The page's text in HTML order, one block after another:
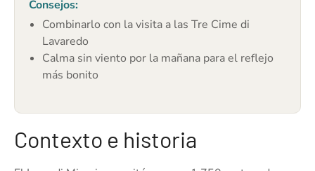
Consejos:
Combinarlo con la visita a las Tre Cime di
Lavaredo
Calma sin viento por la mañana para el reflejo
más bonito
Contexto e historia